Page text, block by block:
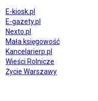
E-kiosk.pl
E-gazety.pl
Nexto.pl
Mała księgowość
Kancelarierp.pl
Wieści Rolnicze
Życie Warszawy